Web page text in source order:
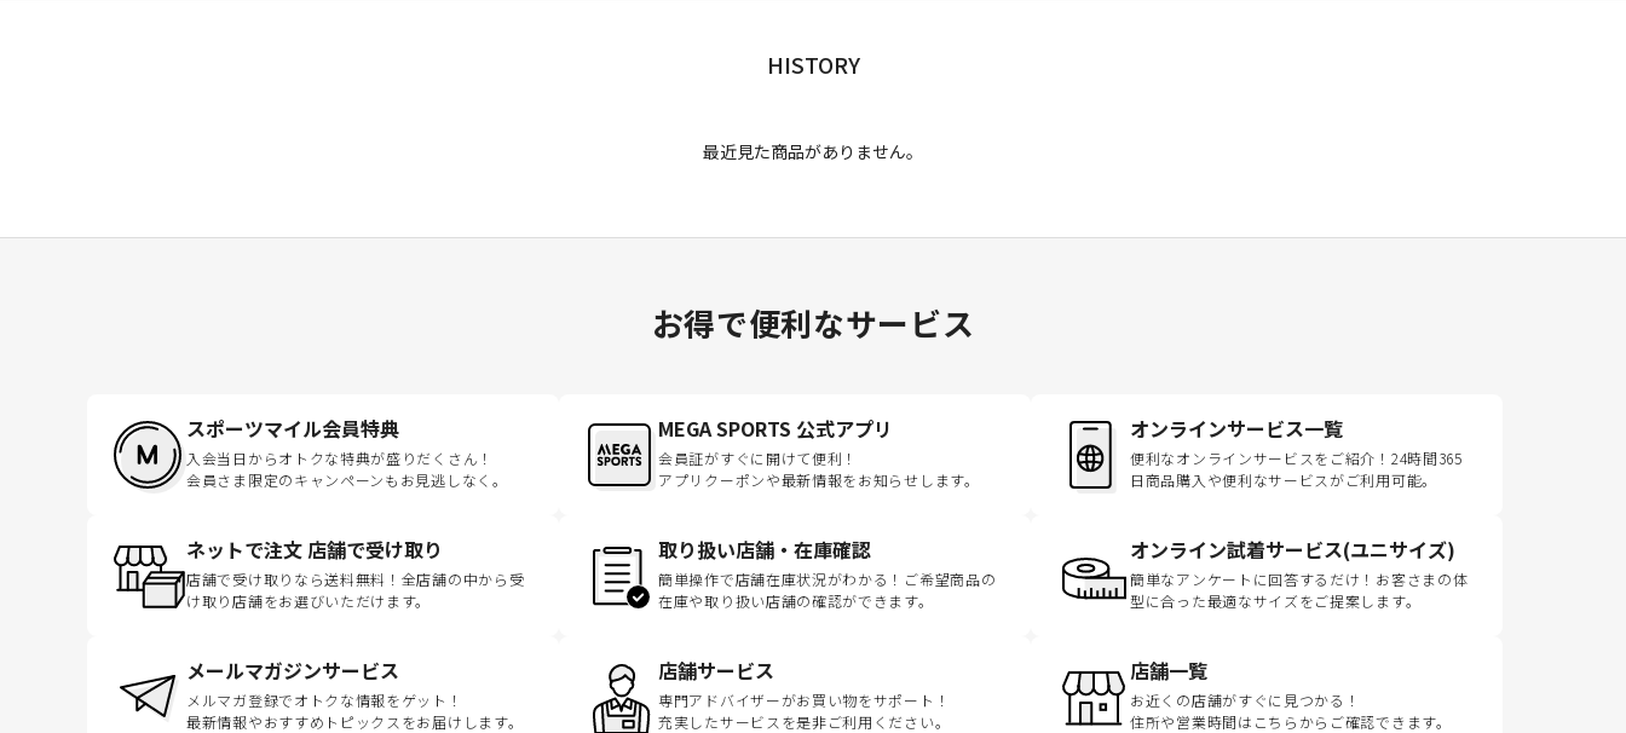
HISTORY
最近見た商品がありません。
お得で便利なサービス
スポーツマイル会員特典
入会当日からオトクな特典が盛りだくさん！
会員さま限定のキャンペーンもお見逃しなく。
MEGA SPORTS 公式アプリ
会員証がすぐに開けて便利！
アプリクーポンや最新情報をお知らせします。
オンラインサービス一覧
便利なオンラインサービスをご紹介！24時間365
日商品購入や便利なサービスがご利用可能。
ネットで注文 店舗で受け取り
店舗で受け取りなら送料無料！全店舗の中から受
け取り店舗をお選びいただけます。
取り扱い店舗・在庫確認
簡単操作で店舗在庫状況がわかる！ご希望商品の
在庫や取り扱い店舗の確認ができます。
オンライン試着サービス(ユニサイズ)
簡単なアンケートに回答するだけ！お客さまの体
型に合った最適なサイズをご提案します。
メールマガジンサービス
メルマガ登録でオトクな情報をゲット！
最新情報やおすすめトピックスをお届けします。
店舗サービス
専門アドバイザーがお買い物をサポート！
充実したサービスを是非ご利用ください。
店舗一覧
お近くの店舗がすぐに見つかる！
住所や営業時間はこちらからご確認できます。